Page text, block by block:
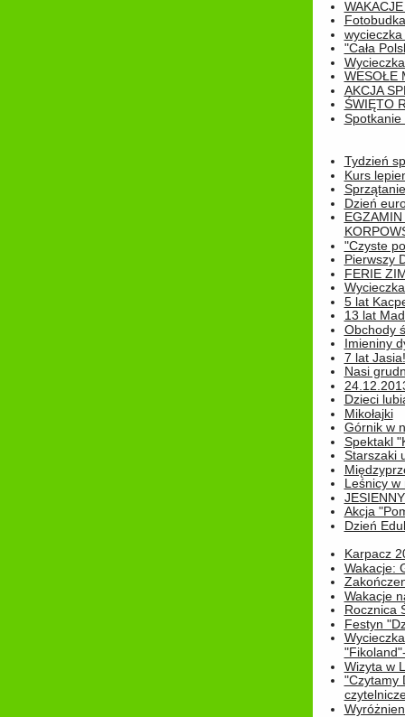
Fotobudka
"Cała
WESOŁE
AKCJA
ŚWIĘTO
Spotkanie
Tydzień
Kurs
Dzień
"Czyste
Pierwszy
FERIE
5 lat
13 lat
Obchody
Imieniny
7 lat Jasia!
Nasi
Dzieci
Mikołajki
Górnik w
Spektakl
Starszaki
Leśnicy w
Akcja
Dzień
Karpacz
Wakacje:
Wakacje
Rocznica
Festyn
Wizyta w
"Czytamy